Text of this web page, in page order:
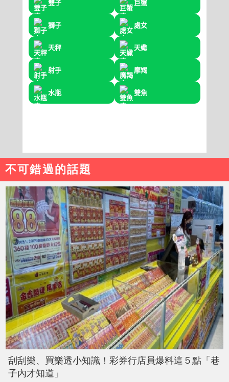
不可錯過的話題
刮刮樂、買樂透小知識！彩券行店員爆料這５點「巷
子內才知道」